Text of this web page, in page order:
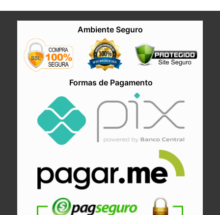
Ambiente Seguro
Formas de Pagamento